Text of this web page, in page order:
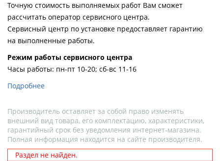
Точную стоимость выполняемых работ Вам сможет
рассчитать оператор сервисного центра.
Сервисный центр по установке предоставляет гарантию
на выполненные работы.
Pежим работы сервисного центра
Часы работы: пн-пт 10-20; сб-вс 11-16
Подробнее
Производитель оставляет за собой право изменять
внешний вид товара, его комплектацию, характеристики,
гарантийный срок без уведомления интернет-магазина.
Полная информация находится на сайте производителя.
Раздел не найден.